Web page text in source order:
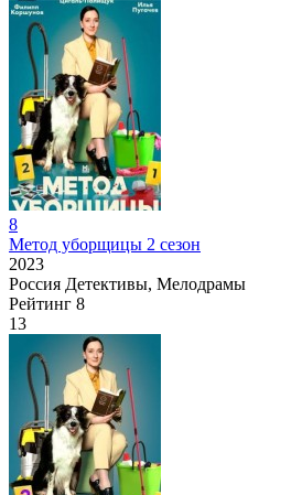
8
Метод уборщицы 2 сезон
2023
Россия Детективы, Мелодрамы
Рейтинг 8
13